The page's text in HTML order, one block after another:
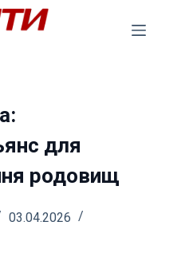
для
родовищ
03.04.2026